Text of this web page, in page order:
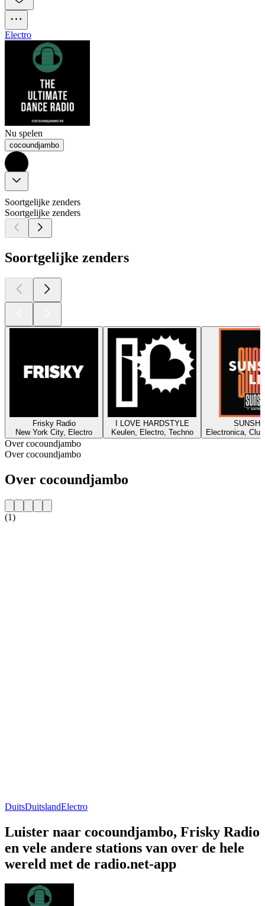
Electro
Nu spelen
cocoundjambo
Soortgelijke zenders
Soortgelijke zenders
Soortgelijke zenders
Frisky Radio
New York City, Electro
I LOVE HARDSTYLE
Keulen, Electro, Techno
Electronica,
Over cocoundjambo
Over cocoundjambo
Over cocoundjambo
(1)
DuitsDuitslandElectro
Luister naar cocoundjambo, Frisky Radio
en vele andere stations van over de hele
wereld met de radio.net-app